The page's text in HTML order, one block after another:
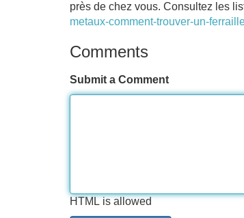
près de chez vous. Consultez les
metaux-comment-trouver-un-
Comments
Submit a Comment
HTML is allowed